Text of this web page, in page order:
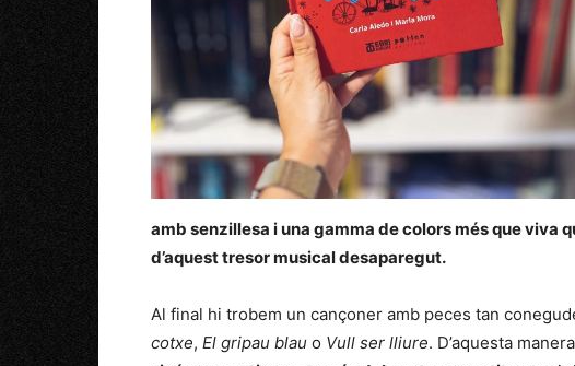
amb senzillesa i una gamma de colors més que viva
d’aquest tresor musical desaparegut.
Al final hi trobem un cançoner amb peces tan
cotxe, El gripau blau o Vull ser lliure. D’aquesta